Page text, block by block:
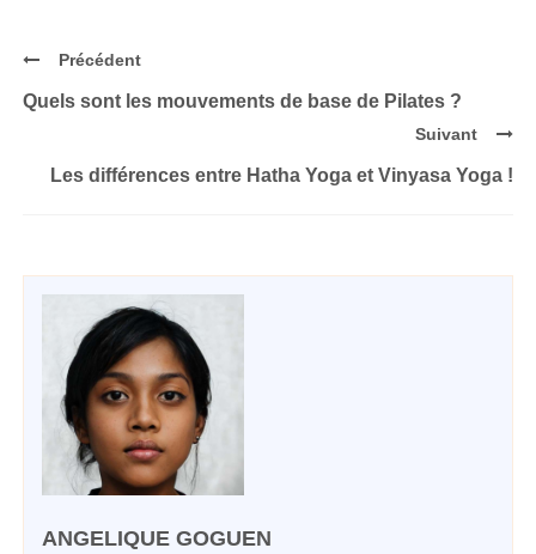
Précédent
Quels sont les mouvements de base de Pilates ?
Suivant
Les différences entre Hatha Yoga et Vinyasa Yoga !
ANGELIQUE GOGUEN